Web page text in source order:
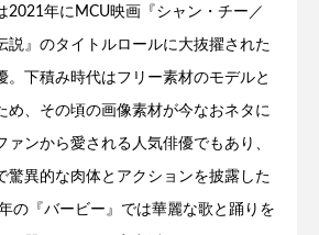
2021年にMCU映画『シャン・チー／
説』のタイトルロールに大抜擢された
。下積み時代はフリー素材のモデルと
め、その頃の画像素材が今なおネタに
ァンから愛される人気俳優でもあり、
驚異的な肉体とアクションを披露した
の『バービー』では華麗な歌と踊りを